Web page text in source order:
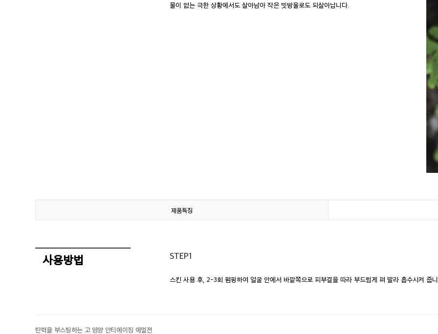
물이 없는 극한 상황에서도 살아남아 작은 빗방울로도 되살아납니다.
제품특징
사용방법 STEP1
스킨 사용 후, 2-3회 펌핑하여 얼굴 안에서 바깥쪽으로 피부결을 따라 부드럽게 펴 발라 흡수시켜 줍
탄력을 부스팅하는 고 영양 안티에이징 에멀젼